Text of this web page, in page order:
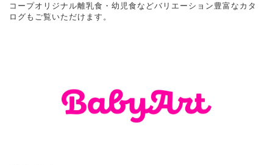
コープオリジナル離乳食・幼児食などバリエーション豊富なカタ
ログもご覧いただけます。